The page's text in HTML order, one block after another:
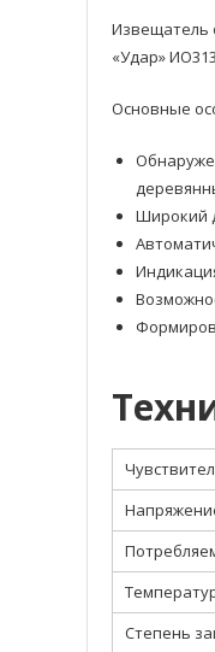
Извещатель
«Удар»
Основные
Широкий
Степень